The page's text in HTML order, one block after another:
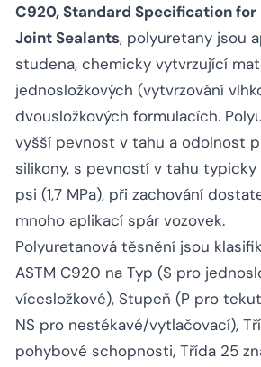
C920, Standard Specification
Joint Sealants, polyuretany jsou
studena, chemicky vytvrzující
jednosložkových (vytvrzování
dvousložkových formulacích.
vyšší pevnost v tahu a odolnost
silikony, s pevností v tahu
psi (1,7 MPa), při zachování
mnoho aplikací spár vozovek.
Polyuretanová těsnění jsou
ASTM C920 na Typ (S pro
vícesložkové), Stupeň (P pro
NS pro nestékavé/vytlačovací),
pohybové schopnosti, Třída 25